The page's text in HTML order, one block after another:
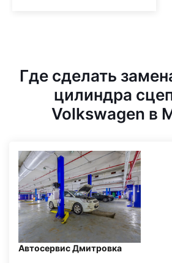
Где сделать
цилиндра
Volkswagen в
Автосервис Дмитровка